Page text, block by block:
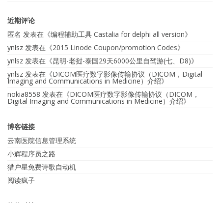
近期评论
匿名 发表在《编程辅助工具 Castalia for delphi all version》
ynlsz 发表在《2015 Linode Coupon/promotion Codes》
ynlsz 发表在《昆明-老挝-泰国29天6000公里自驾游(七、D8)》
ynlsz 发表在《DICOM医疗数字影像传输协议（DICOM，Digital
Imaging and Communications in Medicine）介绍》
nokia8558 发表在《DICOM医疗数字影像传输协议（DICOM，
Digital Imaging and Communications in Medicine）介绍》
博客链接
云南医院信息管理系统
小辉程序员之路
猎户星免费诗歌自动机
阅读疯子